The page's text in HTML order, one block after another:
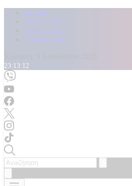
Αρχική
Kontra Live
Καταγγελίες
Επικοινωνία
23:13:14